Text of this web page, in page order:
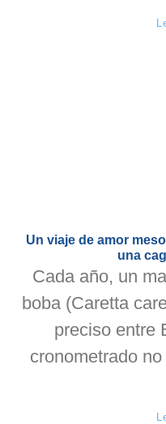
Un viaje de amor
una
Cada año, un
boba (Caretta
preciso entre
cronometrado